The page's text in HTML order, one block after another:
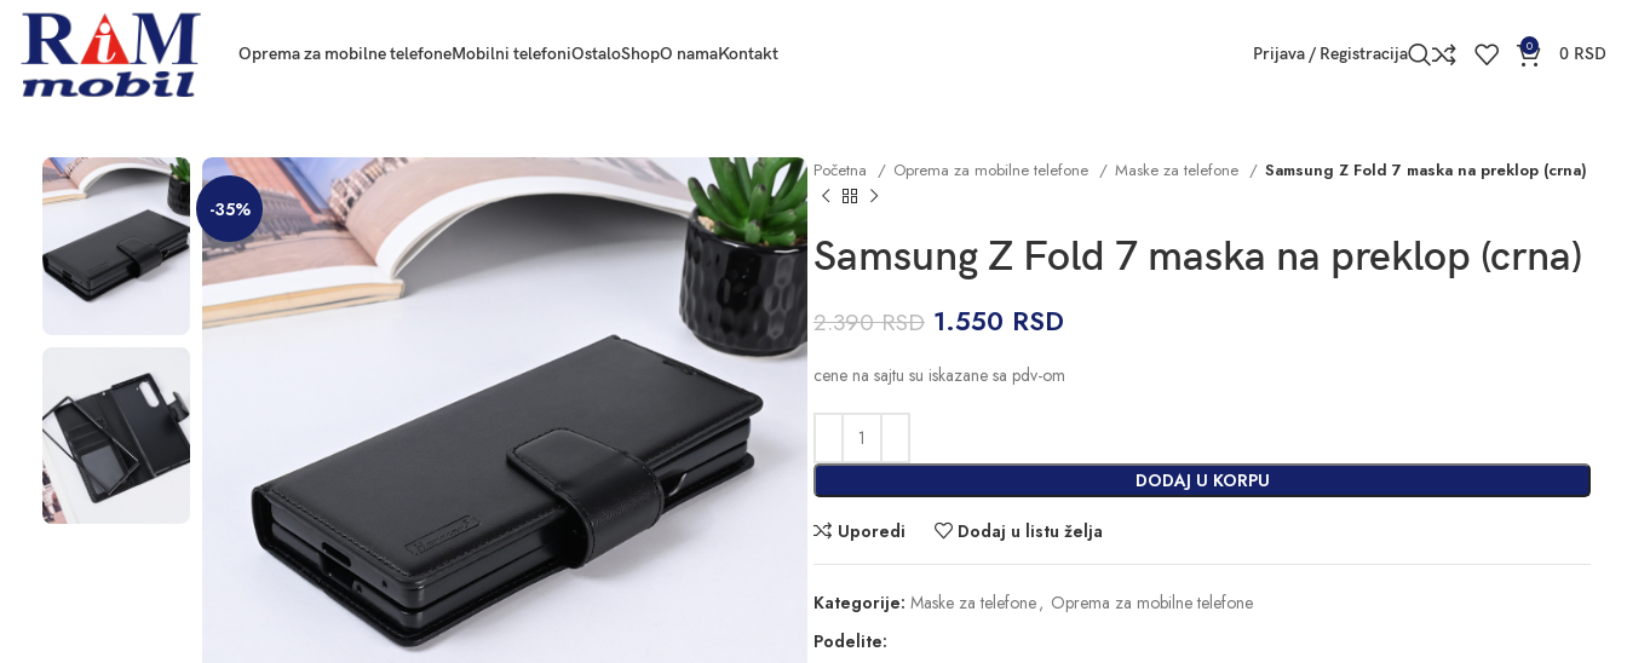
Oprema za mobilne telefoneMobilni telefoniOstaloShopO namaKontakt Prijava / Registracija 0 0 RSD
-35%
Početna Oprema za mobilne telefone Maske za telefone Samsung Z Fold 7 maska na preklop (crna)
Samsung Z Fold 7 maska na preklop (crna)
2.390RSD 1.550 RSD
cene na sajtu su iskazane sa pdv-om
DODAJ U KORPU
Uporedi Dodaj u listu želja
Kategorije: Maske za telefone, Oprema za mobilne telefone
Podelite: